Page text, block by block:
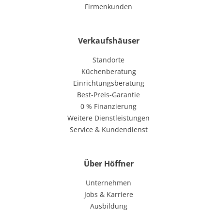
Firmenkunden
Verkaufshäuser
Standorte
Küchenberatung
Einrichtungsberatung
Best-Preis-Garantie
0 % Finanzierung
Weitere Dienstleistungen
Service & Kundendienst
Über Höffner
Unternehmen
Jobs & Karriere
Ausbildung